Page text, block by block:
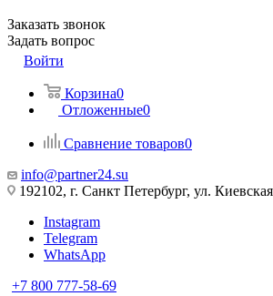
Заказать звонок
Задать вопрос
Войти
Корзина0
Отложенные0
Сравнение товаров0
info@partner24.su
192102, г. Санкт Петербург, ул.
Instagram
Telegram
WhatsApp
+7 800 777-58-69